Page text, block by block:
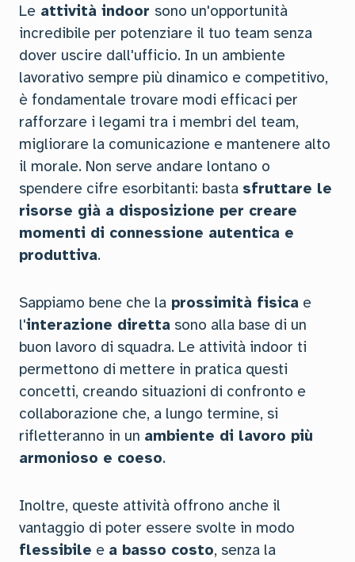
Le attività indoor sono un'opportunità
incredibile per potenziare il tuo team senza
dover uscire dall'ufficio. In un ambiente
lavorativo sempre più dinamico e competitivo,
è fondamentale trovare modi efficaci per
rafforzare i legami tra i membri del team,
migliorare la comunicazione e mantenere alto
il morale. Non serve andare lontano o
spendere cifre esorbitanti: basta sfruttare le
risorse già a disposizione per creare
momenti di connessione autentica e
produttiva.
Sappiamo bene che la prossimità fisica e
l'interazione diretta sono alla base di un
buon lavoro di squadra. Le attività indoor ti
permettono di mettere in pratica questi
concetti, creando situazioni di confronto e
collaborazione che, a lungo termine, si
rifletteranno in un ambiente di lavoro più
armonioso e coeso.
Inoltre, queste attività offrono anche il
vantaggio di poter essere svolte in modo
flessibile e a basso costo, senza la